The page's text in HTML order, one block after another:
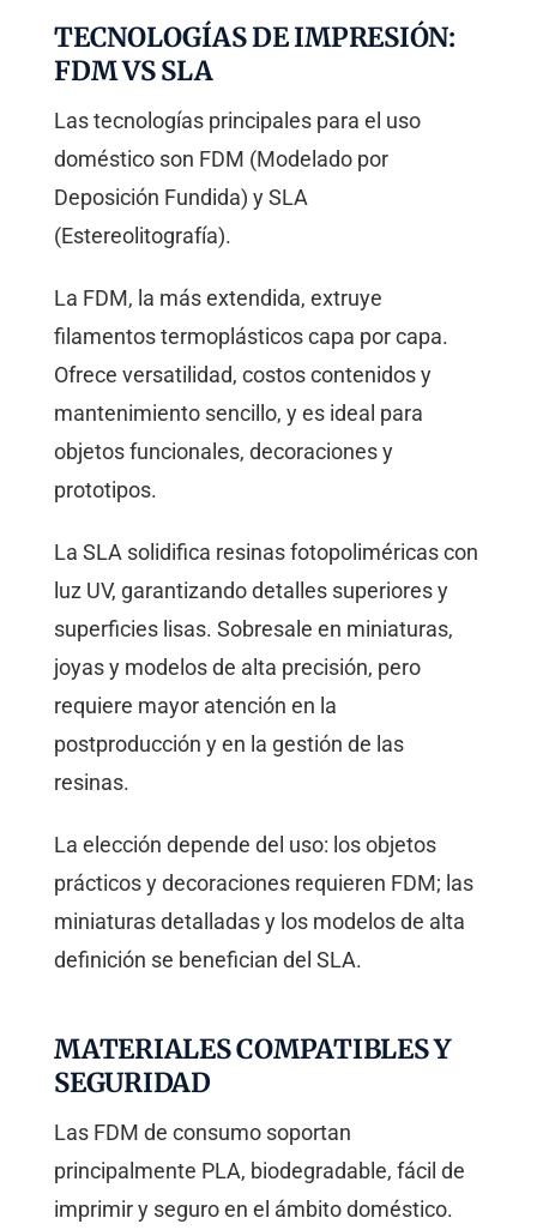
TECNOLOGÍAS DE IMPRESIÓN:
FDM VS SLA
Las tecnologías principales para el uso
doméstico son FDM (Modelado por
Deposición Fundida) y SLA
(Estereolitografía).
La FDM, la más extendida, extruye
filamentos termoplásticos capa por capa.
Ofrece versatilidad, costos contenidos y
mantenimiento sencillo, y es ideal para
objetos funcionales, decoraciones y
prototipos.
La SLA solidifica resinas fotopoliméricas con
luz UV, garantizando detalles superiores y
superficies lisas. Sobresale en miniaturas,
joyas y modelos de alta precisión, pero
requiere mayor atención en la
postproducción y en la gestión de las
resinas.
La elección depende del uso: los objetos
prácticos y decoraciones requieren FDM; las
miniaturas detalladas y los modelos de alta
definición se benefician del SLA.
MATERIALES COMPATIBLES Y
SEGURIDAD
Las FDM de consumo soportan
principalmente PLA, biodegradable, fácil de
imprimir y seguro en el ámbito doméstico.